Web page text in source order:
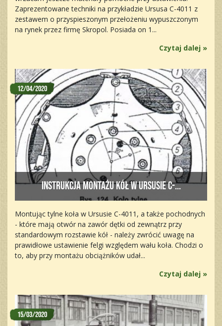
Zaprezentowane techniki na przykładzie Ursusa C-4011 z
zestawem o przyspieszonym przełożeniu wypuszczonym
na rynek przez firmę Skropol. Posiada on 1...
Czytaj dalej »
Instrukcja montażu kół w Ursusie C-...
12/04/2020
Montując tylne koła w Ursusie C-4011, a także pochodnych
- które mają otwór na zawór dętki od zewnątrz przy
standardowym rozstawie kół - należy zwrócić uwagę na
prawidłowe ustawienie felgi względem wału koła. Chodzi o
to, aby przy montażu obciążników udał...
Czytaj dalej »
15/03/2020